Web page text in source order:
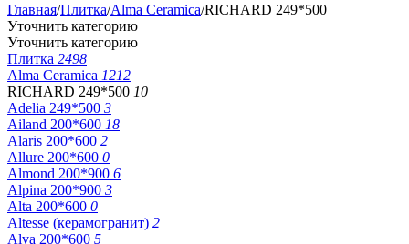
Главная/Плитка/Alma Ceramica/RICHARD 249*500
Уточнить категорию
Уточнить категорию
Плитка 2498
Alma Ceramica 1212
RICHARD 249*500 10
Adelia 249*500 3
Ailand 200*600 18
Alaris 200*600 2
Allure 200*600 0
Almond 200*900 6
Alpina 200*900 3
Alta 200*600 0
Altesse (керамогранит) 2
Alva 200*600 5